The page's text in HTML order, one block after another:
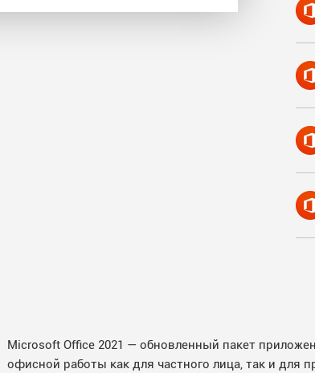
Microsoft Office 2021 — обновленный пакет
офисной работы как для частного лица, так и